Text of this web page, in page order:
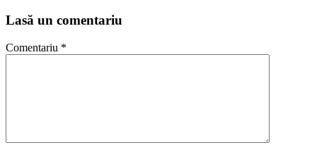
Lasă un comentariu
Comentariu *